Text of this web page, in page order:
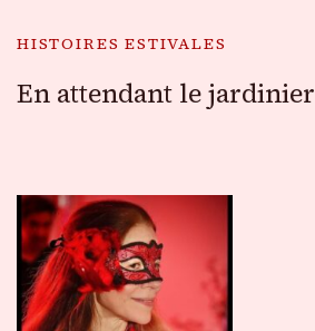
HISTOIRES ESTIVALES
En attendant le jardinier